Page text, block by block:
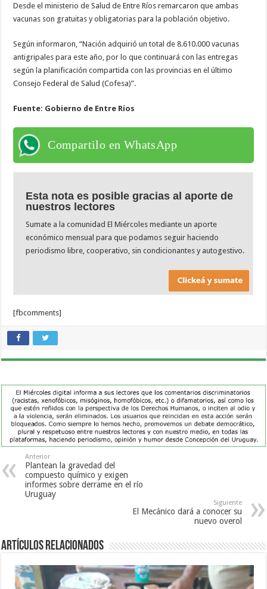
Desde el ministerio de Salud de Entre Ríos remarcaron que ambas
vacunas son gratuitas y obligatorias para la población objetivo.
Según informaron, “Nación adquirió un total de 8.610.000 vacunas
antigripales para este año, por lo que continuará con las entregas
según la planificación compartida con las provincias en el último
Consejo Federal de Salud (Cofesa)”.
Fuente: Gobierno de Entre Ríos
Compartilo en WhatsApp
Esta nota es posible gracias al aporte de
nuestros lectores
Sumate a la comunidad El Miércoles mediante un aporte
económico mensual para que podamos seguir haciendo
periodismo libre, cooperativo, sin condicionantes y autogestivo.
[fbcomments]
Anterior
Plantean la gravedad del
compuesto químico y exigen
informes sobre derrame en el río
Uruguay
Siguiente
El Mecánico dará a conocer su
nuevo overol
Artículos Relacionados